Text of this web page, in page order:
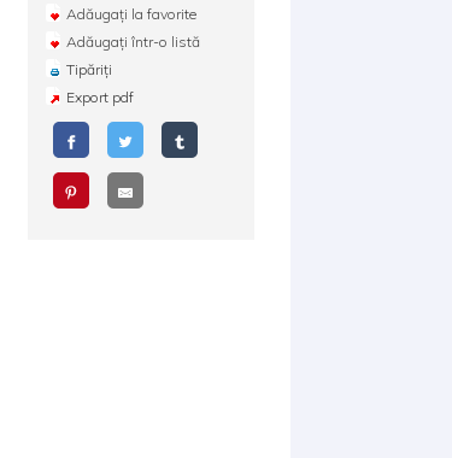
Adăugați la favorite
Adăugați într-o listă
Tipăriți
Export pdf